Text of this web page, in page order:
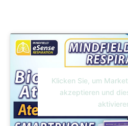
Klicken Sie, um
akzeptieren und